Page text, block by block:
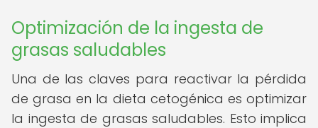
Optimización de la ingesta de
grasas saludables
Una de las claves para reactivar la pérdida
de grasa en la dieta cetogénica es optimizar
la ingesta de grasas saludables. Esto implica